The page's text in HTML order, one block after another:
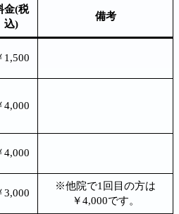
金(税
込)
備考
1,500
4,000
4,000
3,000
※他院で1回目の方は
￥4,000です。